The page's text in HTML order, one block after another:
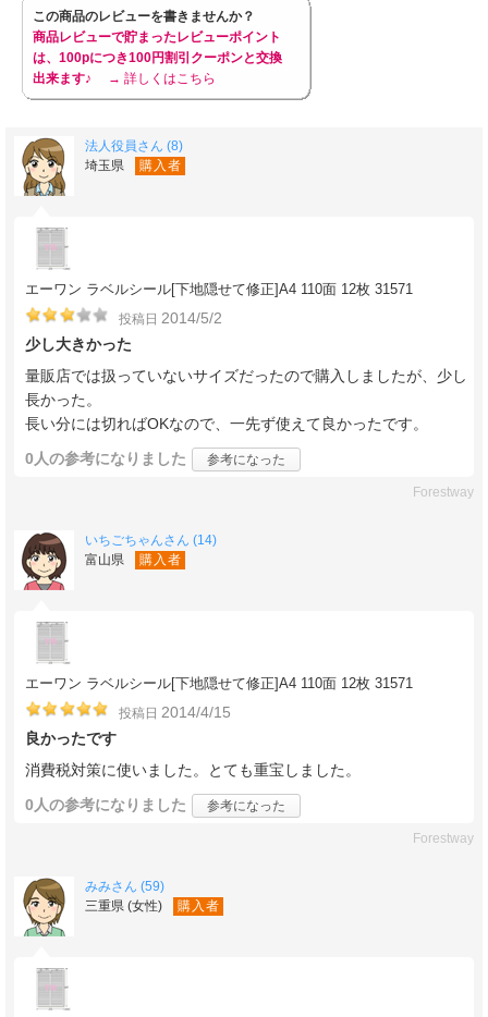
この商品のレビューを書きませんか？
商品レビューで貯まったレビューポイント
は、100pにつき100円割引クーポンと交換
出来ます♪
→ 詳しくはこちら
法人役員さん (8)
埼玉県
購入者
エーワン ラベルシール[下地隠せて修正]A4 110面 12枚 31571
投稿日 2014/5/2
少し大きかった
量販店では扱っていないサイズだったので購入しましたが、少し
長かった。
長い分には切ればOKなので、一先ず使えて良かったです。
0人の参考になりました 参考になった
Forestway
いちごちゃんさん (14)
富山県
購入者
エーワン ラベルシール[下地隠せて修正]A4 110面 12枚 31571
投稿日 2014/4/15
良かったです
消費税対策に使いました。とても重宝しました。
0人の参考になりました 参考になった
Forestway
みみさん (59)
三重県 (女性)
購入者